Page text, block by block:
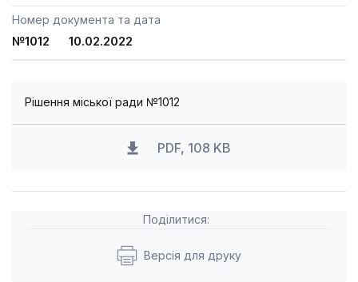
Номер документа та дата
№1012 10.02.2022
Рішення міської ради №1012
PDF, 108 KB
Поділитися:
Версія для друку